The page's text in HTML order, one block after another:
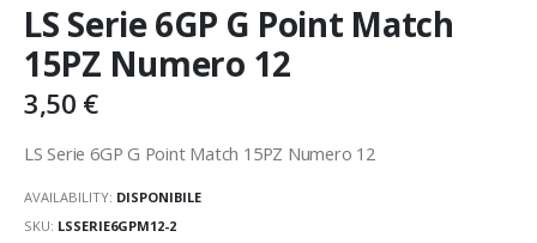
LS Serie 6GP G Point Match
15PZ Numero 12
3,50 €
LS Serie 6GP G Point Match 15PZ Numero 12
AVAILABILITY: DISPONIBILE
SKU: LSSERIE6GPM12-2